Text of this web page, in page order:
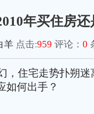
年买住房
羊 点击:959 评论： 0
，住宅走势扑朔
如何出手？